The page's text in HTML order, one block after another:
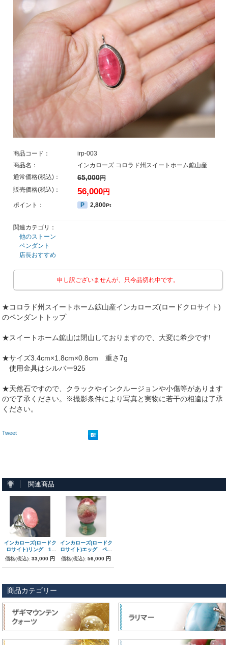
商品コード：
irp-003
商品名：
インカローズ コロラド州スイートホーム鉱山産
通常価格(税込)：
65,000円
販売価格(税込)： 56,000円
ポイント： P 2,800Pt
関連カテゴリ：
他のストーン
ペンダント
店長おすすめ
申し訳ございませんが、只今品切れ中です。
★コロラド州スイートホーム鉱山産インカローズ(ロードクロサイト)
のペンダントトップ
★スイートホーム鉱山は閉山しておりますので、大変に希少です!
★サイズ3.4cm×1.8cm×0.8cm 重さ7g
使用金具はシルバー925
★天然石ですので、クラックやインクルージョンや小傷等があります
ので了承ください。※撮影条件により写真と実物に若干の相違は了承
ください。
Tweet
関連商品
インカローズ(ロードク
ロサイト)リング 13
号
価格(税込):33,000 円
インカローズ(ロードク
ロサイト)エッグ ペル
ー産
価格(税込):56,000 円
商品カテゴリー